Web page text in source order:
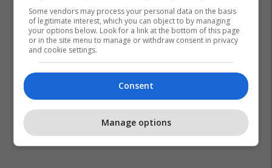
Some vendors may process your personal data on the basis
of legitimate interest, which you can object to by managing
your options below. Look for a link at the bottom of this page
or in the site menu to manage or withdraw consent in privacy
and cookie settings.
Consent
Manage options